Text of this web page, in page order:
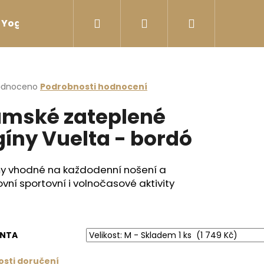
Yoga sport Láhve na vodu Yoga sport Termoska
Přihlášení
Podrobnosti hodnocení
zateplené
Vuelta - bordó
vhodné na každodenní nošení a
sportovní i volnočasové aktivity
doručení
ZÁDY ČERNÁ